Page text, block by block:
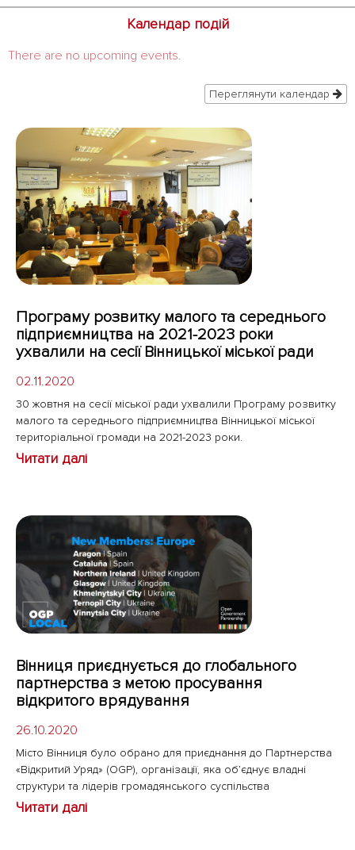
Календар подій
There are no upcoming events.
Переглянути календар
Програму розвитку малого та середнього
підприємництва на 2021-2023 роки
ухвалили на сесії Вінницької міської ради
02.11.2020
30 жовтня на сесії міської ради ухвалили Програму розвитку
малого та середнього підприємництва Вінницької міської
територіальної громади на 2021-2023 роки.
Читати далі
Вінниця приєднується до глобального
партнерства з метою просування
відкритого врядування
26.10.2020
Місто Вінниця було обрано для приєднання до Партнерства
«Відкритий Уряд» (OGP), організації, яка об’єднує владні
структури та лідерів громадянського суспільства
Читати далі